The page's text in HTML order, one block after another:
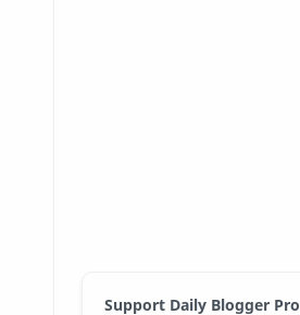
Support Daily Blogger Pro